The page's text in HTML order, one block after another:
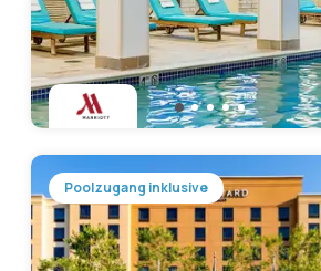
Poolzugang inklusive